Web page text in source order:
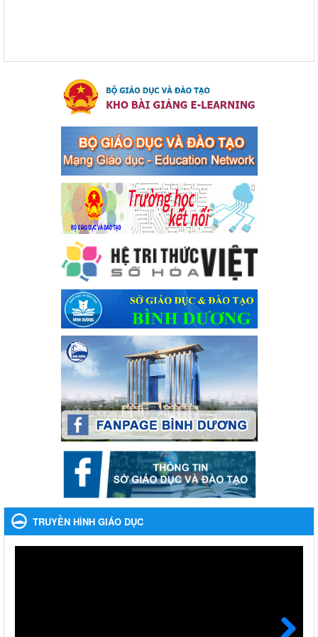
của Thủ tướng Chính phủ về tăng cường phòng ngừa, đấu
tranh tội phạm, vi phạm pháp luật liên quan đến hoạt động
tổ chức đánh bạc và đánh bạc
Kế hoạch thực hiện Chỉ thị số 16/CT-TTg ngày 27/05/2023 của
phạm, vi phạm pháp luật liên quan đến hoạt động tổ chức đánh
bạc và đánh bạc
Ngày ban hành: 04/03/2024
Kế hoạch Tổ chức Hội trại truyền thống học sinh thị xã Bến
Cát Lần thứ VIII, năm học 2023-2024
Kế hoạch Tổ chức Hội trại truyền thống học sinh thị xã Bến Cát
Lần thứ VIII, năm học 2023-2024
Ngày ban hành: 28/12/2023
Phối hợp rà soát nhu cầu tiêm vắc xin phòng Covid 19
Phối hợp rà soát nhu cầu tiêm vắc xin phòng Covid 19
Ngày ban hành: 22/11/2023
Phát động, triển khai Cuộc thi " An toàn giao thông cho nụ
cười ngày mai" dành cho học sinh và giáo viên trung học
năm học 2023-2024
Phát động, triển khai Cuộc thi " An toàn giao thông cho nụ cười
ngày mai" dành cho học sinh và giáo viên trung học năm học
Ngày ban hành: 22/11/2023
Nhắc nhỡ thực hiện thanh toán không dùng tiền mặt các
khoản thu trong nhà trường năm học 2023-2024 và các năm
Nhắc nhỡ thực hiện thanh toán không dùng tiền mặt các khoản
thu trong nhà trường năm học 2023-2024 và các năm tiếp theo
Ngày ban hành: 27/09/2023
bổng, hỗ trợ của Chương trình "Tiếp sức đến trường" năm
TRUYỀN HÌNH GIÁO DỤC